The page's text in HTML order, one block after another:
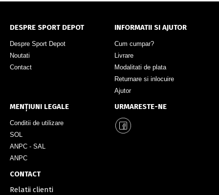
DESPRE SPORT DEPOT
Despre Sport Depot
Noutati
Contact
INFORMATII SI AJUTOR
Cum cumpar?
Livrare
Modalitati de plata
Returnare si inlocuire
Ajutor
MENȚIUNI LEGALE
Conditii de utilizare
SOL
ANPC - SAL
ANPC
URMARESTE-NE
CONTACT
Relatii clienti